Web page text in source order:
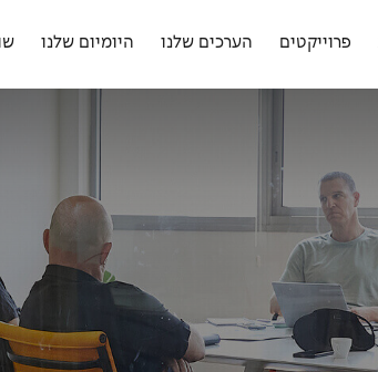
פרוייקטים הערכים שלנו היומיום שלנו